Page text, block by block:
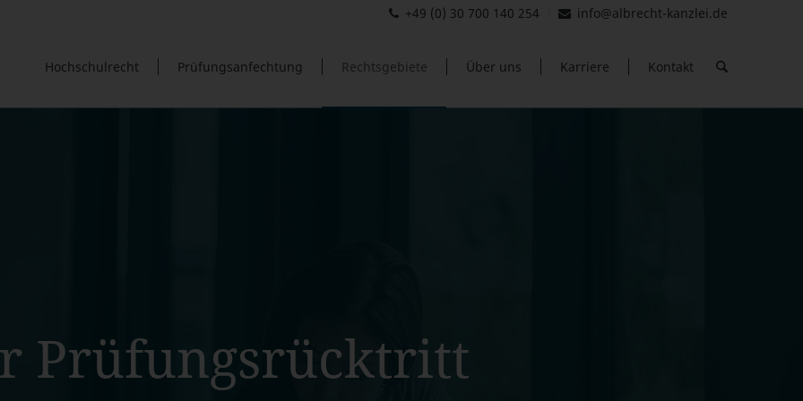
+49 (0) 30 700 140 254 info@albrecht-kanzlei.de
Hochschulrecht Prüfungsanfechtung Rechtsgebiete Über uns Karriere Kontakt
Prüfungsrücktritt